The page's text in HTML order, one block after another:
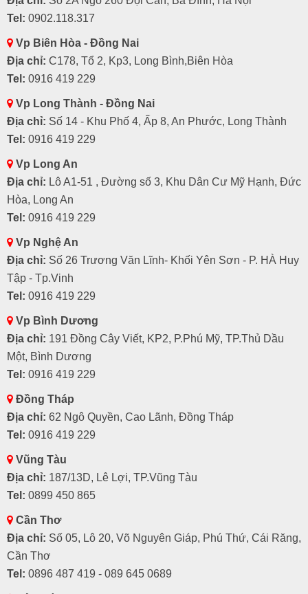
Tel: 0902.118.317
Vp Biên Hòa - Đồng Nai
Địa chỉ: C178, Tổ 2, Kp3, Long Bình,Biên Hòa
Tel: 0916 419 229
Vp Long Thành - Đồng Nai
Địa chỉ: Số 14 - Khu Phố 4, Ấp 8, An Phước, Long Thành
Tel: 0916 419 229
Vp Long An
Địa chỉ: Lô A1-51 , Đường số 3, Khu Dân Cư Mỹ Hạnh, Đức
Hòa, Long An
Tel: 0916 419 229
Vp Nghệ An
Địa chỉ: Số 26 Trương Văn Lĩnh- Khối Yên Sơn - P. HÀ Huy
Tập - Tp.Vinh
Tel: 0916 419 229
Vp Bình Dương
Địa chỉ: 191 Đồng Cây Viết, KP2, P.Phú Mỹ, TP.Thủ Dầu
Một, Bình Dương
Tel: 0916 419 229
Đồng Tháp
Địa chỉ: 62 Ngô Quyền, Cao Lãnh, Đồng Tháp
Tel: 0916 419 229
Vũng Tàu
Địa chỉ: 187/13D, Lê Lợi, TP.Vũng Tàu
Tel: 0899 450 865
Cần Thơ
Địa chỉ: Số 05, Lô 20, Võ Nguyên Giáp, Phú Thứ, Cái Răng,
Cần Thơ
Tel: 0896 487 419 - 089 645 0689